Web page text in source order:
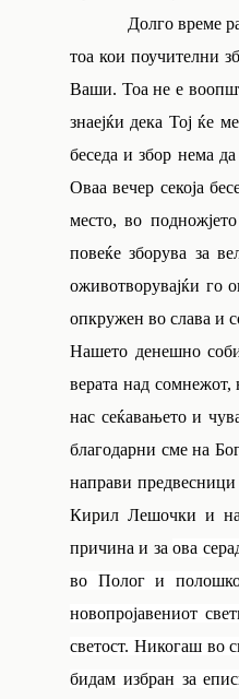
Долго време
тоа кои поучителни
Ваши. Тоа не е
знаејќи дека Тој ќе
беседа и збор нема
Оваа вечер секоја
место, во
повеќе зборува за
оживотворувајќи го
опкружен во слава и
Нашето денешно
верата над сомнежот,
нас сеќавањето и
благодарни сме на
направи предвесници
Кирил Лешочки и на
причина и заова
во Полог и
новопројавениот
светост. Никогаш во
бидам избран за